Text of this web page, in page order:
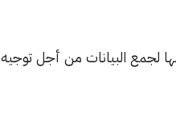
لجمع البيانات من أجل توجيه